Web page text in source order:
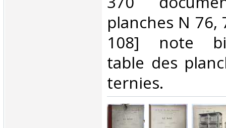
planches N 76,
108] note
table des
ternies.‎